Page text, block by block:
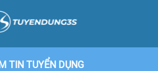
TIN TUYỂN DỤNG